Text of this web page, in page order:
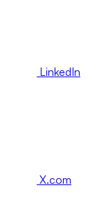
LinkedIn
X.com